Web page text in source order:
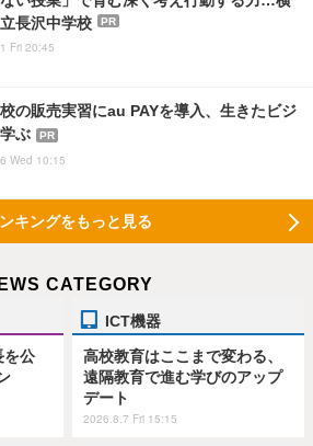
長沢中学校
PR
Fri 20:45
の販売実習にau PAYを導入、生きたビジ
ぶ
PR
Wed 10:15
キングをもっと見る
CATEGORY
を公
ICT機器
高校教育はここまで変わる、
遠隔教育で進む学びのアップ
デート
2026.8.7 Fri 15:15